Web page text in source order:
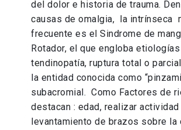
del dolor e historia de trauma.
causas de omalgia, la intrínseca
frecuente es el Sindrome de
Rotador, el que engloba
tendinopatía, ruptura total o
la entidad conocida como
subacromial. Como Factores de
destacan : edad, realizar actividad
levantamiento de brazos sobre la